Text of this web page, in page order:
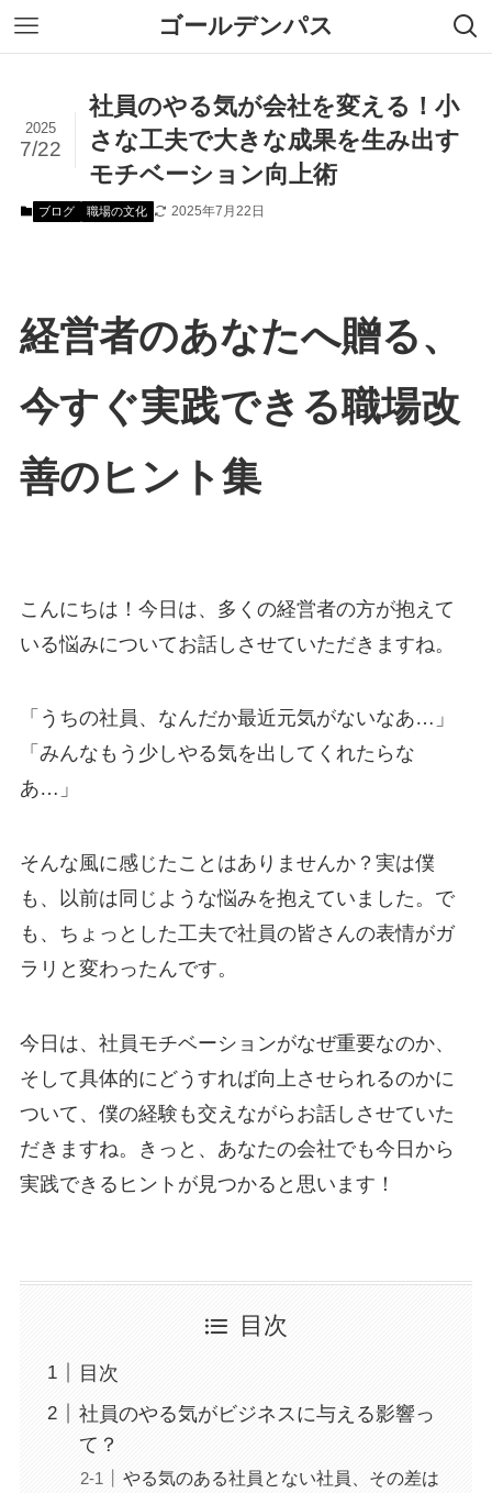
ゴールデンパス
社員のやる気が会社を変える！小
さな工夫で大きな成果を生み出す
モチベーション向上術
2025
7/22
ブログ 職場の文化 2025年7月22日
経営者のあなたへ贈る、
今すぐ実践できる職場改
善のヒント集
こんにちは！今日は、多くの経営者の方が抱えて
いる悩みについてお話しさせていただきますね。
「うちの社員、なんだか最近元気がないなあ…」
「みんなもう少しやる気を出してくれたらな
あ…」
そんな風に感じたことはありませんか？実は僕
も、以前は同じような悩みを抱えていました。で
も、ちょっとした工夫で社員の皆さんの表情がガ
ラリと変わったんです。
今日は、社員モチベーションがなぜ重要なのか、
そして具体的にどうすれば向上させられるのかに
ついて、僕の経験も交えながらお話しさせていた
だきますね。きっと、あなたの会社でも今日から
実践できるヒントが見つかると思います！
目次
目次
社員のやる気がビジネスに与える影響っ
て？
やる気のある社員とない社員、その差は